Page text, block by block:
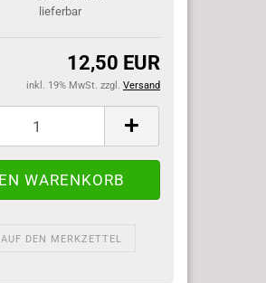
lieferbar
12,50 EUR
inkl. 19% MwSt. zzgl. Versand
AUF DEN MERKZETTEL